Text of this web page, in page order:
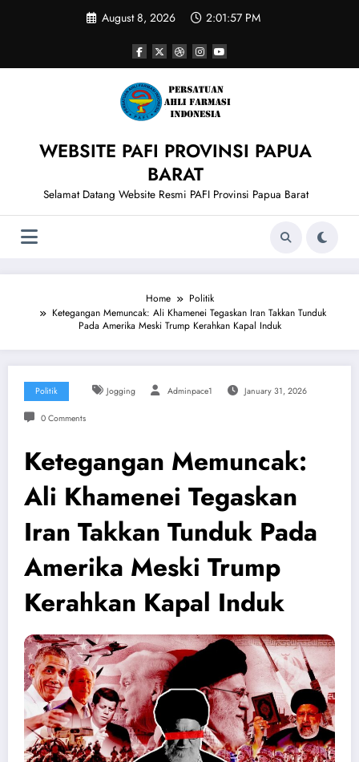
August 8, 2026 2:01:58 PM
WEBSITE PAFI PROVINSI PAPUA
BARAT
Selamat Datang Website Resmi PAFI Provinsi Papua Barat
Home
Politik
Ketegangan Memuncak: Ali Khamenei Tegaskan Iran Takkan Tunduk
Pada Amerika Meski Trump Kerahkan Kapal Induk
Politik Jogging Adminpace1 January 31, 2026
0 Comments
Ketegangan Memuncak:
Ali Khamenei Tegaskan
Iran Takkan Tunduk Pada
Amerika Meski Trump
Kerahkan Kapal Induk